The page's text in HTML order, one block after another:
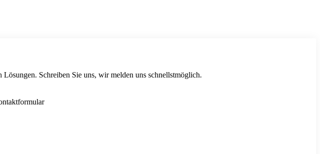
Schreiben Sie uns, wir melden uns schnellstmöglich.